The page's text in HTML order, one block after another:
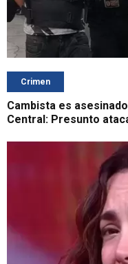
Crimen
Cambista es
Central: Presunto